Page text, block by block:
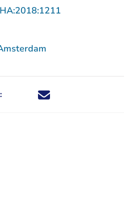
Deel dit nieuwsbericht via X -
Deel dit nieuwsbericht via
Deel dit nieuwsbericht
Deel dit